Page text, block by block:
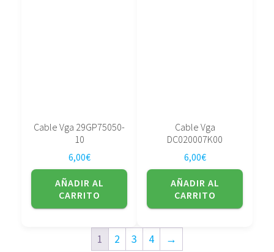
Cable Vga 29GP75050-
10
6,00€
AÑADIR AL
CARRITO
Cable Vga
DC020007K00
6,00€
AÑADIR AL
CARRITO
1 2 3 4 →